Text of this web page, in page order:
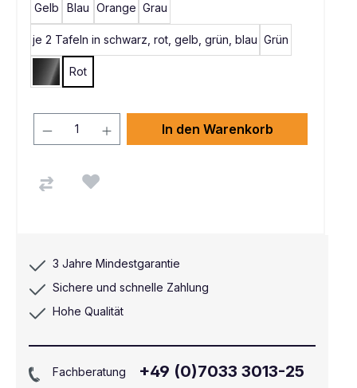
Gelb Blau Orange Grau
je 2 Tafeln in schwarz, rot, gelb, grün, blau Grün
Schwarz
Rot
In den Warenkorb
3 Jahre Mindestgarantie
Sichere und schnelle Zahlung
Hohe Qualität
Fachberatung +49 (0)7033 3013-25